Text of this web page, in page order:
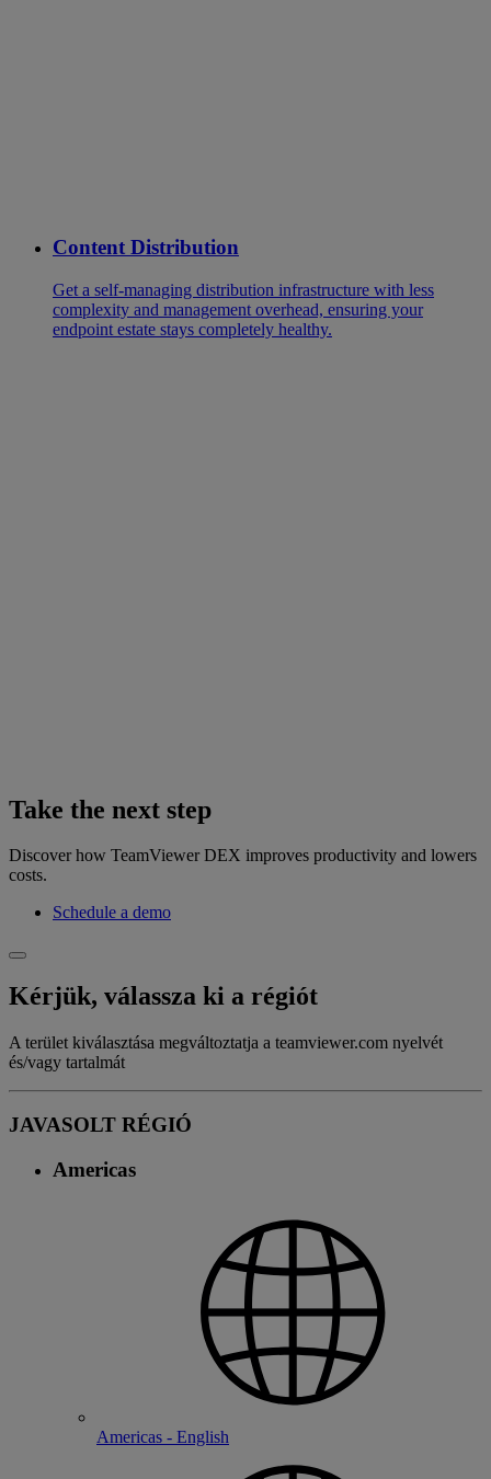
Content Distribution
Get a self-managing distribution infrastructure with less
complexity and management overhead, ensuring your
endpoint estate stays completely healthy.
Take the next step
Discover how TeamViewer DEX improves productivity and lowers
costs.
Schedule a demo
Kérjük, válassza ki a régiót
A terület kiválasztása megváltoztatja a teamviewer.com nyelvét
és/vagy tartalmát
JAVASOLT RÉGIÓ
Americas
Americas - English